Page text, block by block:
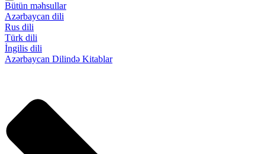
Bütün məhsullar
Azərbaycan dili
Rus dili
Türk dili
İngilis dili
Azərbaycan Dilində Kitablar